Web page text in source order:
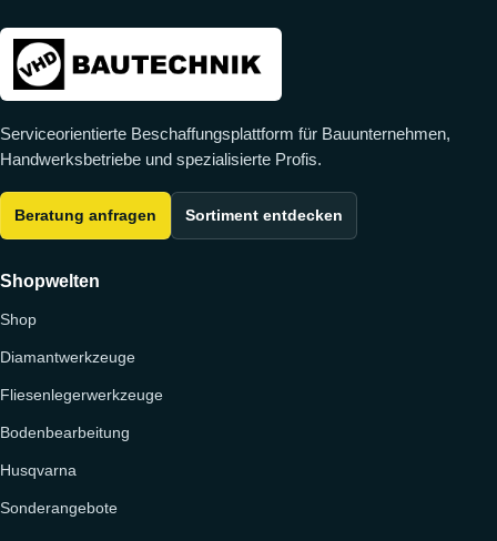
Serviceorientierte Beschaffungsplattform für Bauunternehmen,
Handwerksbetriebe und spezialisierte Profis.
Beratung anfragen Sortiment entdecken
Shopwelten
Shop
Diamantwerkzeuge
Fliesenlegerwerkzeuge
Bodenbearbeitung
Husqvarna
Sonderangebote